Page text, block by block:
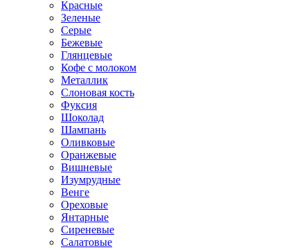
Красные
Зеленые
Серые
Бежевые
Глянцевые
Кофе с молоком
Металлик
Слоновая кость
Фуксия
Шоколад
Шампань
Оливковые
Оранжевые
Вишневые
Изумрудные
Венге
Ореховые
Янтарные
Сиреневые
Салатовые